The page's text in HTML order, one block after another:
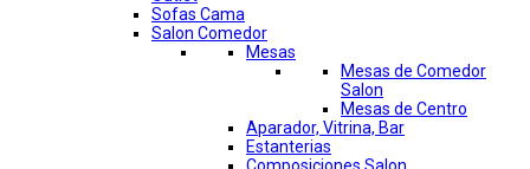
Sofas Cama
Salon Comedor
Mesas
Mesas de Comedor
Salon
Mesas de Centro
Aparador, Vitrina, Bar
Estanterias